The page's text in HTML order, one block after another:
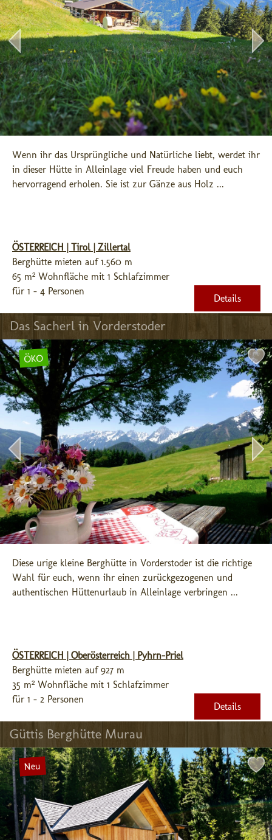
Wenn ihr das Ursprüngliche und Natürliche liebt, werdet ihr
in dieser Hütte in Alleinlage viel Freude haben und euch
hervorragend erholen. Sie ist zur Gänze aus Holz ...
ÖSTERREICH | Tirol | Zillertal
Berghütte mieten auf 1.560 m
65 m² Wohnfläche mit 1 Schlafzimmer
für 1 - 4 Personen
Details
Das Sacherl in Vorderstoder
ÖKO
Diese urige kleine Berghütte in Vorderstoder ist die richtige
Wahl für euch, wenn ihr einen zurückgezogenen und
authentischen Hüttenurlaub in Alleinlage verbringen ...
ÖSTERREICH | Oberösterreich | Pyhrn-Priel
Berghütte mieten auf 927 m
35 m² Wohnfläche mit 1 Schlafzimmer
für 1 - 2 Personen
Details
Güttis Berghütte Murau
Neu